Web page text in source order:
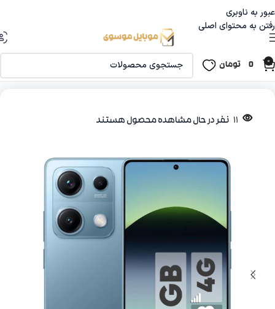
عبور به ناوبری
رفتن به محتوای اصلی
0
0 تومان
گوشی شیامی
11 نفر در حال مشاهده محصول هستند